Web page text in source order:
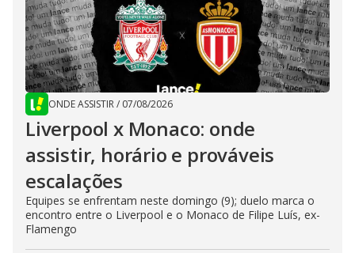
ONDE ASSISTIR/ 07/08/2026
Liverpool x Monaco: onde
assistir, horário e prováveis
escalações
Equipes se enfrentam neste domingo (9); duelo marca o
encontro entre o Liverpool e o Monaco de Filipe Luís, ex-
Flamengo